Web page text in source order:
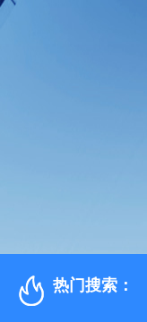
热门搜索：